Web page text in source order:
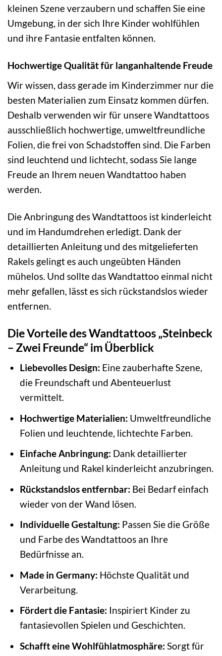
kleinen Szene verzaubern und schaffen Sie eine
Umgebung, in der sich Ihre Kinder wohlfühlen
und ihre Fantasie entfalten können.
Hochwertige Qualität für langanhaltende Freude
Wir wissen, dass gerade im Kinderzimmer nur die
besten Materialien zum Einsatz kommen dürfen.
Deshalb verwenden wir für unsere Wandtattoos
ausschließlich hochwertige, umweltfreundliche
Folien, die frei von Schadstoffen sind. Die Farben
sind leuchtend und lichtecht, sodass Sie lange
Freude an Ihrem neuen Wandtattoo haben
werden.
Die Anbringung des Wandtattoos ist kinderleicht
und im Handumdrehen erledigt. Dank der
detaillierten Anleitung und des mitgelieferten
Rakels gelingt es auch ungeübten Händen
mühelos. Und sollte das Wandtattoo einmal nicht
mehr gefallen, lässt es sich rückstandslos wieder
entfernen.
Die Vorteile des Wandtattoos „Steinbeck
– Zwei Freunde“ im Überblick
Liebevolles Design: Eine zauberhafte Szene,
die Freundschaft und Abenteuerlust
vermittelt.
Hochwertige Materialien: Umweltfreundliche
Folien und leuchtende, lichtechte Farben.
Einfache Anbringung: Dank detaillierter
Anleitung und Rakel kinderleicht anzubringen.
Rückstandslos entfernbar: Bei Bedarf einfach
wieder von der Wand lösen.
Individuelle Gestaltung: Passen Sie die Größe
und Farbe des Wandtattoos an Ihre
Bedürfnisse an.
Made in Germany: Höchste Qualität und
Verarbeitung.
Fördert die Fantasie: Inspiriert Kinder zu
fantasievollen Spielen und Geschichten.
Schafft eine Wohlfühlatmosphäre: Sorgt für